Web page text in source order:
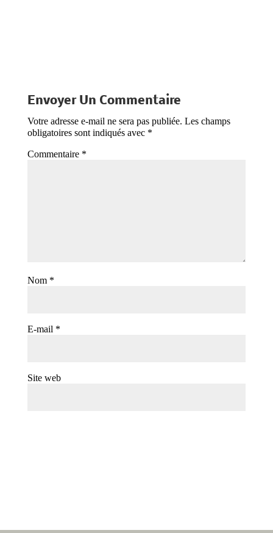
Envoyer Un Commentaire
Votre adresse e-mail ne sera pas publiée. Les champs
obligatoires sont indiqués avec *
Commentaire *
Nom *
E-mail *
Site web